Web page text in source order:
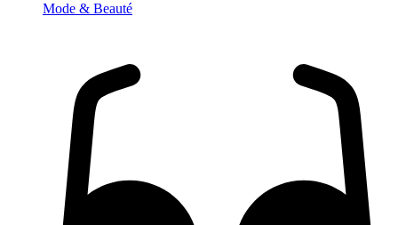
Mode & Beauté